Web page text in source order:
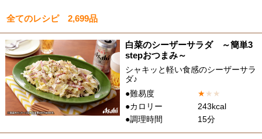
全てのレシピ 2,699品
白菜のシーザーサラダ ～簡単3
stepおつまみ～
シャキッと軽い食感のシーザーサラ
ダ♪
●難易度
★★ ★
●カロリー
243kcal
●調理時間
15分